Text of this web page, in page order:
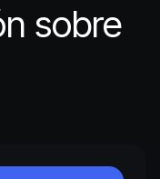
sobre